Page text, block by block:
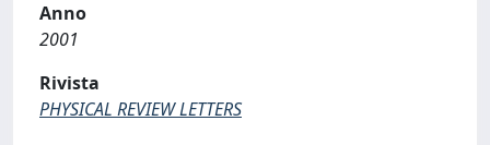
Anno
2001
Rivista
PHYSICAL REVIEW LETTERS